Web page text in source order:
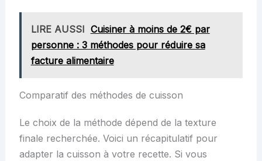
LIRE AUSSI Cuisiner à moins de 2€ par
personne : 3 méthodes pour réduire sa
facture alimentaire
Comparatif des méthodes de cuisson
Le choix de la méthode dépend de la texture
finale recherchée. Voici un récapitulatif pour
adapter la cuisson à votre recette. Si vous